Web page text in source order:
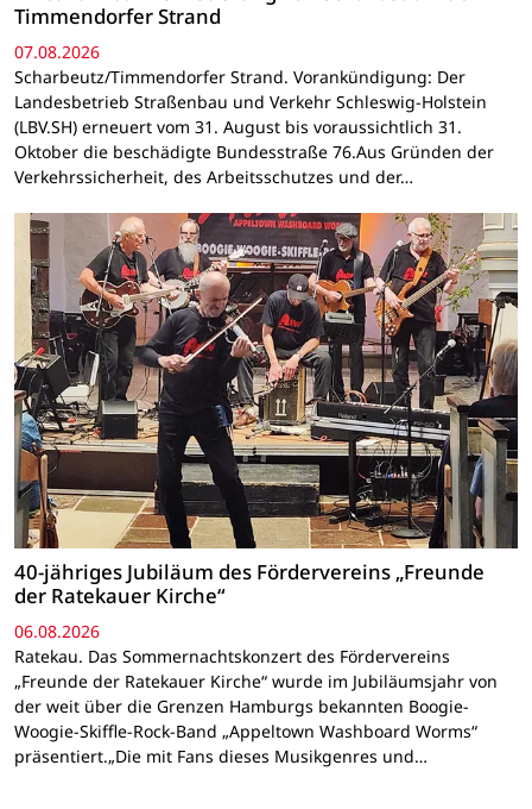
Timmendorfer Strand
07.08.2026
Scharbeutz/Timmendorfer Strand. Vorankündigung: Der
Landesbetrieb Straßenbau und Verkehr Schleswig-Holstein
(LBV.SH) erneuert vom 31. August bis voraussichtlich 31.
Oktober die beschädigte Bundesstraße 76.Aus Gründen der
Verkehrssicherheit, des Arbeitsschutzes und der…
40-jähriges Jubiläum des Fördervereins „Freunde
der Ratekauer Kirche“
06.08.2026
Ratekau. Das Sommernachtskonzert des Fördervereins
„Freunde der Ratekauer Kirche“ wurde im Jubiläumsjahr von
der weit über die Grenzen Hamburgs bekannten Boogie-
Woogie-Skiffle-Rock-Band „Appeltown Washboard Worms“
präsentiert.„Die mit Fans dieses Musikgenres und…